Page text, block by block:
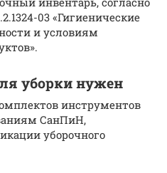
03 «Гигиенические
и условиям
уборки нужен
инструментов
СанПиН,
уборочного